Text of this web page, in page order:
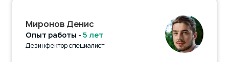
Миронов Денис
Опыт работы - 5 лет
Дезинфектор специалист